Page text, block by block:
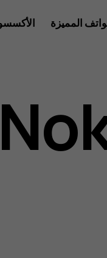
المميزة